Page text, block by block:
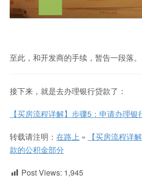
至此，和开发商的手续，暂告一段落。
接下来，就是去办理银行贷款了：
【买房流程详解】步骤5：申请办理银
转载请注明： 在路上 »
【买房流程详
款的公积金部分
Post Views: 1,945